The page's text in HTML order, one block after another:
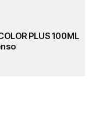
PLUS 100ML